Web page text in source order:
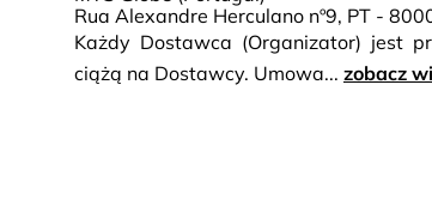
Rua Alexandre Herculano nº9, PT -
Każdy Dostawca (Organizator) jest
ciążą na Dostawcy. Umowa... zobacz